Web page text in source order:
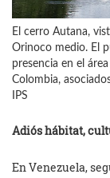
El cerro Autana,
Orinoco medio. El
presencia en el
Colombia,
IPS
Adiós hábitat,
En Venezuela,